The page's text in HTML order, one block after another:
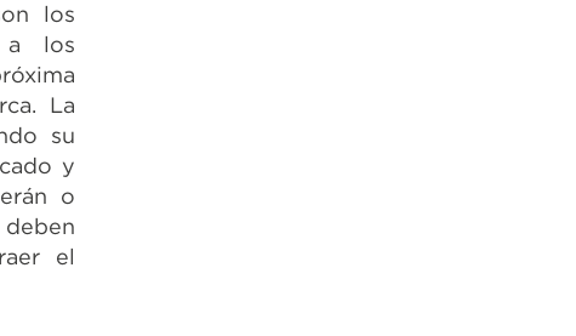
los
a los
La
su
y
o
el